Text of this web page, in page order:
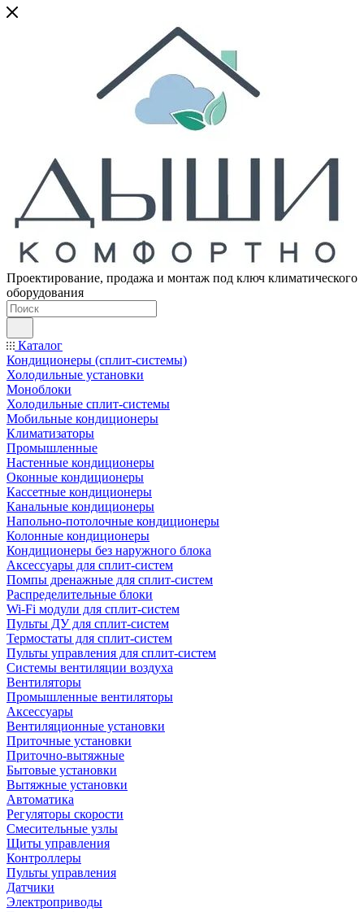
Проектирование, продажа и монтаж под ключ климатического
оборудования
Каталог
Кондиционеры (сплит-системы)
Холодильные установки
Моноблоки
Холодильные сплит-системы
Мобильные кондиционеры
Климатизаторы
Промышленные
Настенные кондиционеры
Оконные кондиционеры
Кассетные кондиционеры
Канальные кондиционеры
Напольно-потолочные кондиционеры
Колонные кондиционеры
Кондиционеры без наружного блока
Аксессуары для сплит-систем
Помпы дренажные для сплит-систем
Распределительные блоки
Wi-Fi модули для сплит-систем
Пульты ДУ для сплит-систем
Термостаты для сплит-систем
Пульты управления для сплит-систем
Системы вентиляции воздуха
Вентиляторы
Промышленные вентиляторы
Аксессуары
Вентиляционные установки
Приточные установки
Приточно-вытяжные
Бытовые установки
Вытяжные установки
Автоматика
Регуляторы скорости
Смесительные узлы
Щиты управления
Контроллеры
Пульты управления
Датчики
Электроприводы